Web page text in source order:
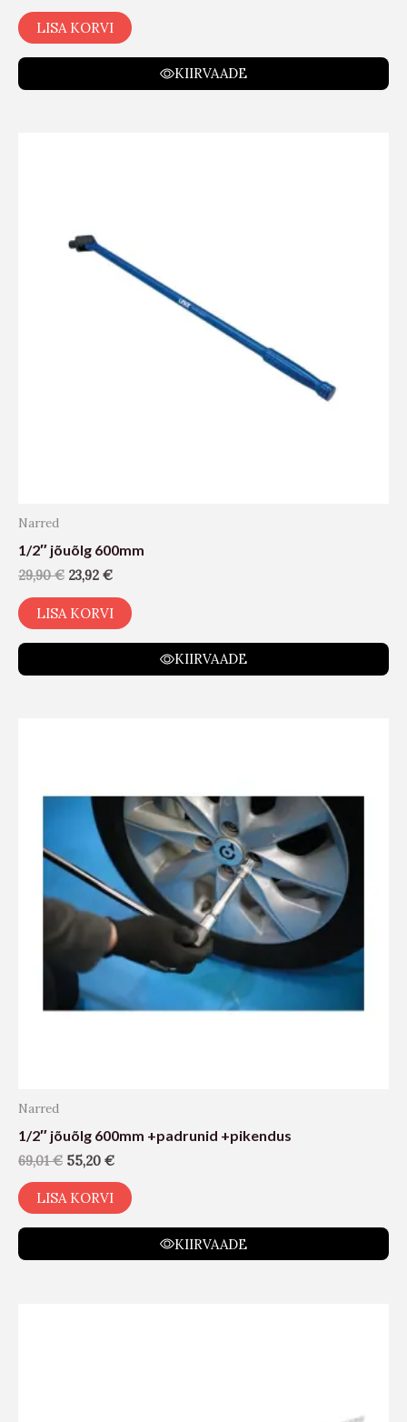
LISA KORVI
KIIRVAADE
Narred
1/2″ jõuõlg 600mm
29,90€ 23,92 €
LISA KORVI
KIIRVAADE
Narred
1/2″ jõuõlg 600mm +padrunid +pikendus
69,01€ 55,20 €
LISA KORVI
KIIRVAADE